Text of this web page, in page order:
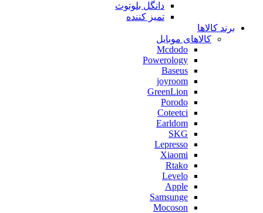
دانگل بلوتوث
تمیز کننده
برند کالاها
کالاهای موبایل
Mcdodo
Powerology
Baseus
joyroom
GreenLion
Porodo
Coteetci
Earldom
SKG
Lepresso
Xiaomi
Rtako
Levelo
Apple
Samsunge
Mocoson